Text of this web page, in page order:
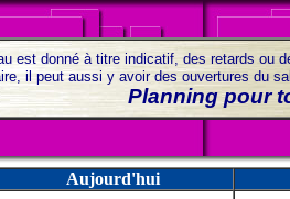
est donné à titre indicatif, des retards ou
il peut aussi y avoir des ouvertures du
Planning pour
Aujourd'hui